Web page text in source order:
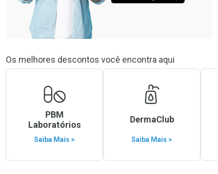
Os melhores descontos você encontra aqui
PBM
Laboratórios
Saiba Mais >
DermaClub
Saiba Mais >